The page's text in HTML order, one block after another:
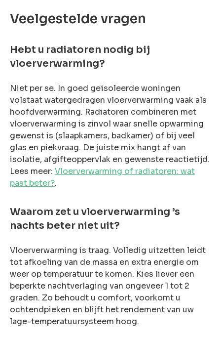
Veelgestelde vragen
Hebt u radiatoren nodig bij
vloerverwarming?
Niet per se. In goed geïsoleerde woningen
volstaat watergedragen vloerverwarming vaak als
hoofdverwarming. Radiatoren combineren met
vloerverwarming is zinvol waar snelle opwarming
gewenst is (slaapkamers, badkamer) of bij veel
glas en piekvraag. De juiste mix hangt af van
isolatie, afgifteoppervlak en gewenste reactietijd.
Lees meer: Vloerverwarming of radiatoren: wat
past beter?.
Waarom zet u vloerverwarming ’s
nachts beter niet uit?
Vloerverwarming is traag. Volledig uitzetten leidt
tot afkoeling van de massa en extra energie om
weer op temperatuur te komen. Kies liever een
beperkte nachtverlaging van ongeveer 1 tot 2
graden. Zo behoudt u comfort, voorkomt u
ochtendpieken en blijft het rendement van uw
lage-temperatuursysteem hoog.